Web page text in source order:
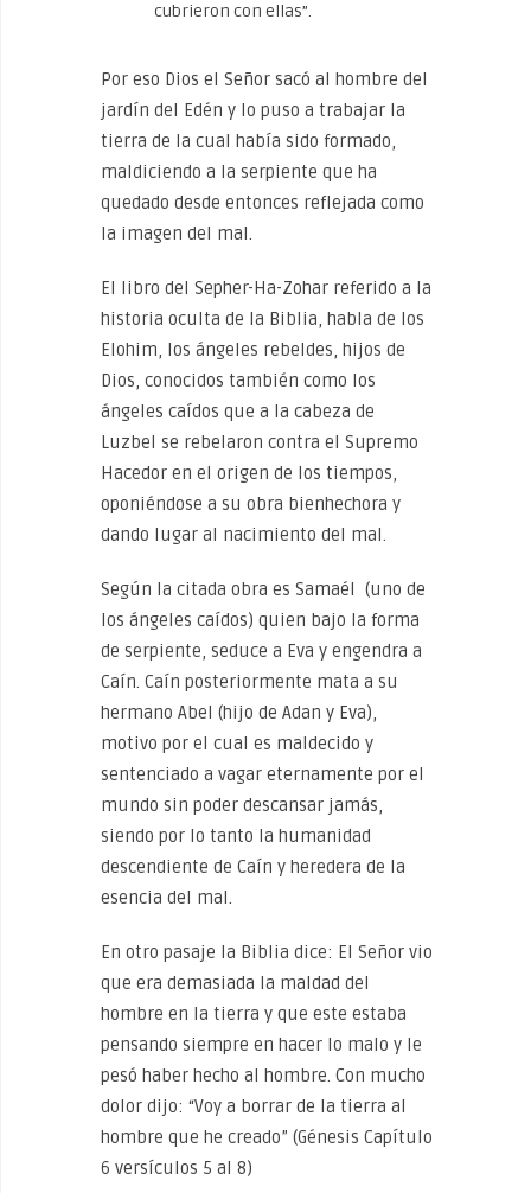
cubrieron con ellas”.
Por eso Dios el Señor sacó al hombre del
jardín del Edén y lo puso a trabajar la
tierra de la cual había sido formado,
maldiciendo a la serpiente que ha
quedado desde entonces reflejada como
la imagen del mal.
El libro del Sepher-Ha-Zohar referido a la
historia oculta de la Biblia, habla de los
Elohim, los ángeles rebeldes, hijos de
Dios, conocidos también como los
ángeles caídos que a la cabeza de
Luzbel se rebelaron contra el Supremo
Hacedor en el origen de los tiempos,
oponiéndose a su obra bienhechora y
dando lugar al nacimiento del mal.
Según la citada obra es Samaél (uno de
los ángeles caídos) quien bajo la forma
de serpiente, seduce a Eva y engendra a
Caín. Caín posteriormente mata a su
hermano Abel (hijo de Adan y Eva),
motivo por el cual es maldecido y
sentenciado a vagar eternamente por el
mundo sin poder descansar jamás,
siendo por lo tanto la humanidad
descendiente de Caín y heredera de la
esencia del mal.
En otro pasaje la Biblia dice: El Señor vio
que era demasiada la maldad del
hombre en la tierra y que este estaba
pensando siempre en hacer lo malo y le
pesó haber hecho al hombre. Con mucho
dolor dijo: “Voy a borrar de la tierra al
hombre que he creado” (Génesis Capítulo
6 versículos 5 al 8)